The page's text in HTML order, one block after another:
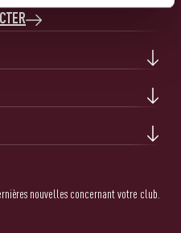
nouvelles concernant votre club.